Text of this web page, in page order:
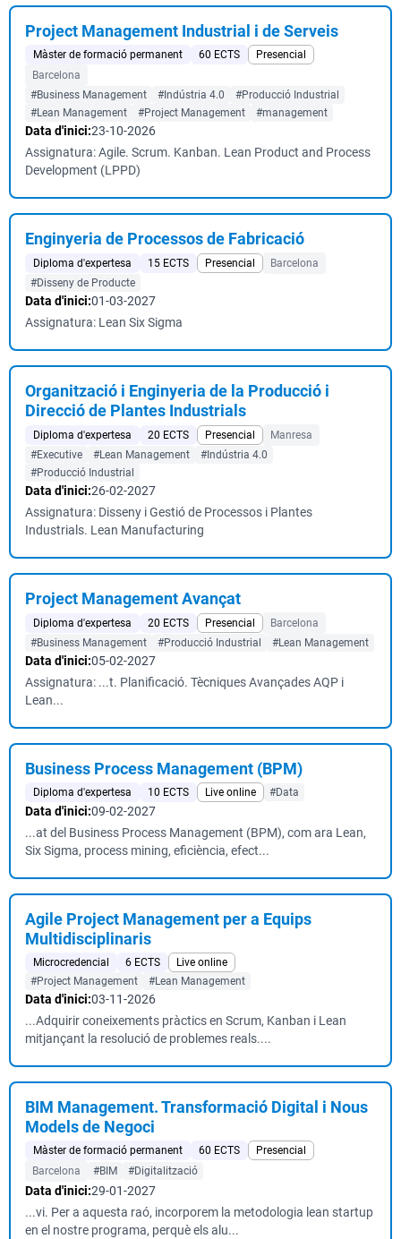
Project Management Industrial i de Serveis
Màster de formació permanent 60 ECTS
Presencial
Barcelona
#Business Management
#Indústria 4.0
#Producció Industrial
#Lean Management
#Project Management #management
Data d'inici:23-10-2026
Assignatura: Agile. Scrum. Kanban. Lean Product and Process
Development (LPPD)
Enginyeria de Processos de Fabricació
Diploma d'expertesa 15 ECTS Presencial
Barcelona
#Disseny de Producte
Data d'inici:01-03-2027
Assignatura: Lean Six Sigma
Organització i Enginyeria de la Producció i
Direcció de Plantes Industrials
Diploma d'expertesa 20 ECTS Presencial
Manresa
#Executive
#Lean Management
#Indústria 4.0
#Producció Industrial
Data d'inici:26-02-2027
Assignatura: Disseny i Gestió de Processos i Plantes
Industrials. Lean Manufacturing
Project Management Avançat
Diploma d'expertesa 20 ECTS Presencial
Barcelona
#Business Management
#Producció Industrial #Lean Management
Data d'inici:05-02-2027
Assignatura: ...t. Planificació. Tècniques Avançades AQP i
Lean...
Business Process Management (BPM)
Diploma d'expertesa 10 ECTS Live online #Data
Data d'inici:09-02-2027
...at del Business Process Management (BPM), com ara Lean,
Six Sigma, process mining, eficiència, efect...
Agile Project Management per a Equips
Multidisciplinaris
Microcredencial 6 ECTS
Live online
#Project Management
#Lean Management
Data d'inici:03-11-2026
...Adquirir coneixements pràctics en Scrum, Kanban i Lean
mitjançant la resolució de problemes reals....
BIM Management. Transformació Digital i Nous
Models de Negoci
Màster de formació permanent 60 ECTS
Presencial
Barcelona
#BIM #Digitalització
Data d'inici:29-01-2027
...vi. Per a aquesta raó, incorporem la metodologia lean startup
en el nostre programa, perquè els alu...